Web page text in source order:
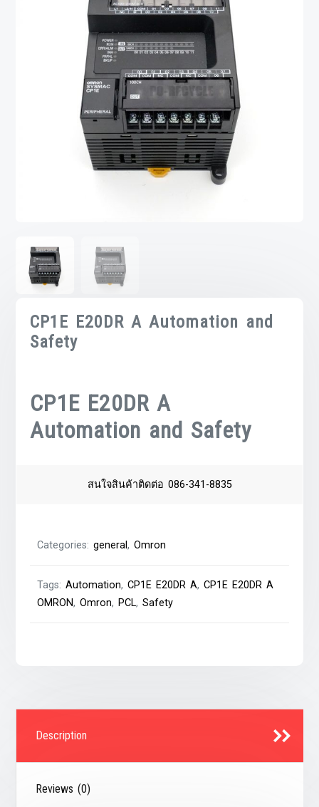
CP1E E20DR A Automation and
Safety
CP1E E20DR A
Automation and Safety
สนใจสินค้าติดต่อ 086-341-8835
Categories:general,Omron
Tags:Automation,CP1E E20DR A,CP1E E20DR A
OMRON,Omron, PCL,Safety
Description
Reviews (0)